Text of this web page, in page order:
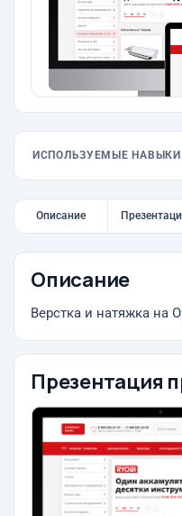
ИСПОЛЬЗУЕМЫЕ НАВЫКИ
Описание
Описание
Верстка и натяжка на
Презентация